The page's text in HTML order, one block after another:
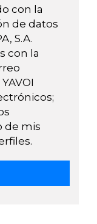
con la
de datos
S.A.
con la
de mis